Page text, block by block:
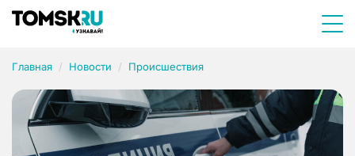
Главная Новости Происшествия